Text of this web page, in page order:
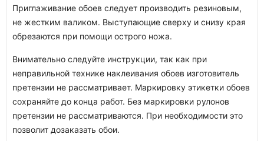
Приглаживание обоев следует производить резиновым,
не жестким валиком. Выступающие сверху и снизу края
обрезаются при помощи острого ножа.
Внимательно следуйте инструкции, так как при
неправильной технике наклеивания обоев изготовитель
претензии не рассматривает. Маркировку этикетки обоев
сохраняйте до конца работ. Без маркировки рулонов
претензии не рассматриваются. При необходимости это
позволит дозаказать обои.